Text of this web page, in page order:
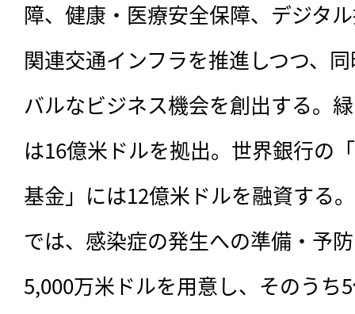
障、健康・医療安全保障、デジタ
関連交通インフラを推進しつつ、
バルなビジネス機会を創出する。
は16億米ドルを拠出。世界銀行の
基金」には12億米ドルを融資する
では、感染症の発生への準備・予
5,000万米ドルを用意し、そのうち